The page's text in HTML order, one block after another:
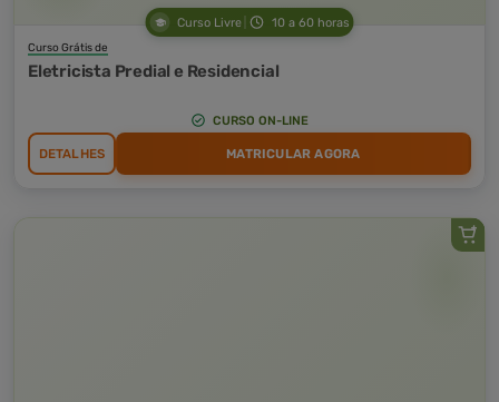
Curso Livre 10 a 60 horas
Curso Grátis de
Eletricista Predial e Residencial
CURSO ON-LINE
DETALHES MATRICULAR AGORA